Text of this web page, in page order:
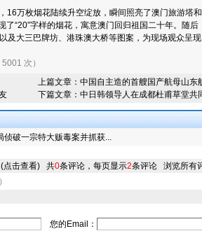
万枚烟花陆续升空绽放，瞬间照亮了澳门旅游塔
了“20”字样的烟花，寓意澳门回归祖国二十年。随
以及大三巴牌坊、港珠澳大桥等图案，为现场观众呈
次）
上篇文章： 中国自主造的首艘国产航母山东
下篇文章： 中日韩领导人在成都杜甫草堂共
侦破一宗特大贩毒案并抓获...
(点击查看) 共0条评论，每页显示2条评论 浏览所有
您的Email：